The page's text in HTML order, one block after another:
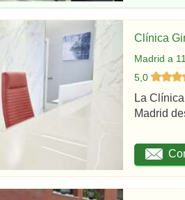
Clínica
Madrid a
5,0
La
Madrid